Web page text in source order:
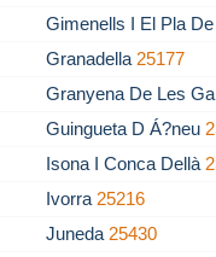
Gimenells I El Pla
Granadella 25177
Granyena De Les
Guingueta D Á?neu
Isona I Conca Dellà
Ivorra 25216
Juneda 25430